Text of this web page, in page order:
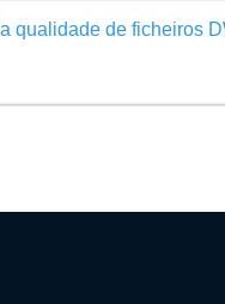
qualidade de ficheiros